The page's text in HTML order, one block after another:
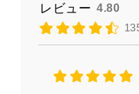
レビュー 4.80